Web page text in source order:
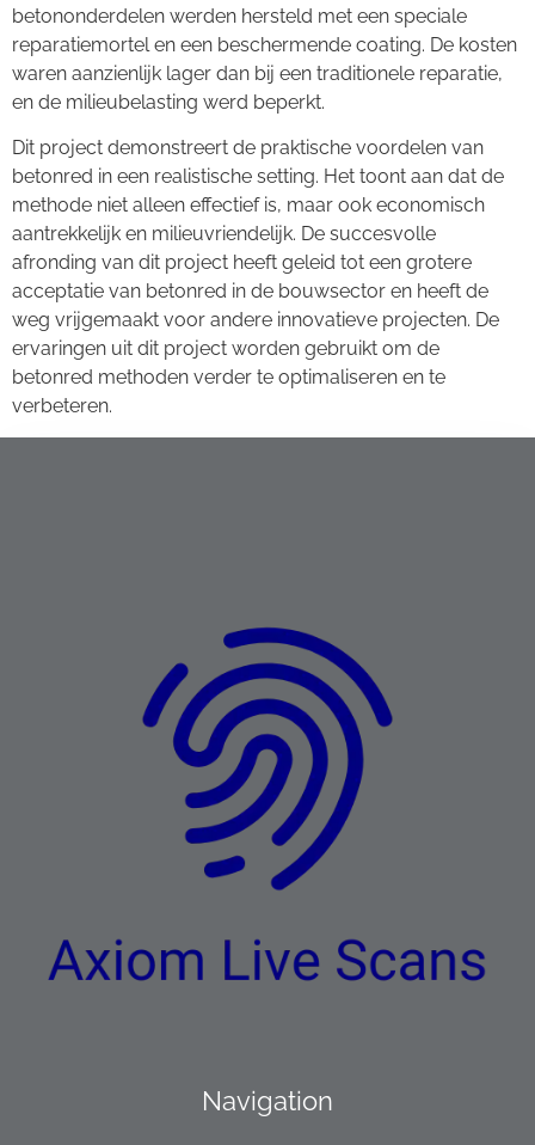
betononderdelen werden hersteld met een speciale
reparatiemortel en een beschermende coating. De kosten
waren aanzienlijk lager dan bij een traditionele reparatie,
en de milieubelasting werd beperkt.
Dit project demonstreert de praktische voordelen van
betonred in een realistische setting. Het toont aan dat de
methode niet alleen effectief is, maar ook economisch
aantrekkelijk en milieuvriendelijk. De succesvolle
afronding van dit project heeft geleid tot een grotere
acceptatie van betonred in de bouwsector en heeft de
weg vrijgemaakt voor andere innovatieve projecten. De
ervaringen uit dit project worden gebruikt om de
betonred methoden verder te optimaliseren en te
verbeteren.
Navigation